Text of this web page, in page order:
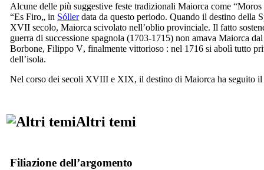
Alcune delle più suggestive feste tradizionali Maiorca come “Moros
“Es Firo„ in Sóllerdata da questo periodo. Quando il destino della
XVII secolo, Maiorca scivolato nell’oblio provinciale. Il fatto
guerra di successione spagnola (1703-1715) non amava Maiorca
Borbone, Filippo V, finalmente vittorioso : nel 1716 si abolì tutto
dell’isola.
Nel corso dei secoli XVIII e XIX, il destino di Maiorca ha seguito il
Altri temi
Filiazione dell’argomento